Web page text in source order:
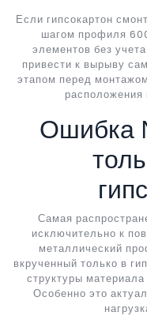
Если гипсокартон
шагом профиля
элементов без
привести к вырыву
этапом перед
Ошибка
Самая
исключительно к
металлический
вкрученный только в
структуры
Особенно это